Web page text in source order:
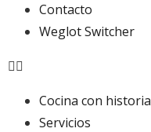
Contacto
Weglot Switcher
Cocina con historia
Servicios